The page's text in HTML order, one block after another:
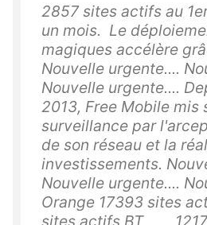
2857 sites actifs au
un mois. Le
magiques accélère
Nouvelle urgente....
Nouvelle urgente....
2013, Free Mobile mis
surveillance par
de son réseau et la
investissements.
Nouvelle urgente....
Orange 17393 sites
sites actifs BT